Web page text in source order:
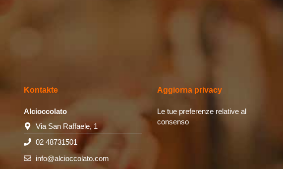
Kontakte
Alcioccolato
Via San Raffaele, 1
02 48731501
info@alcioccolato.com
Aggiorna privacy
Le tue preferenze relative al
consenso